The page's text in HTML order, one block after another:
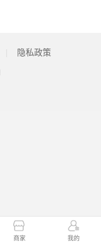
商家 我的
隐私政策